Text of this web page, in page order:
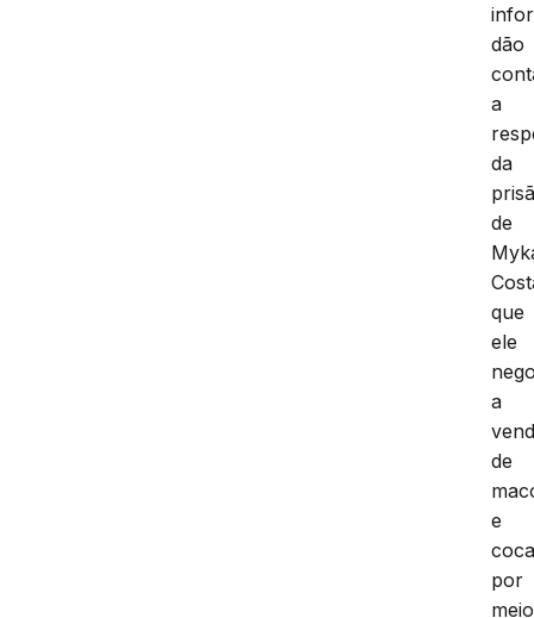
dão
a
da
de
que
ele
a
de
e
por
meio